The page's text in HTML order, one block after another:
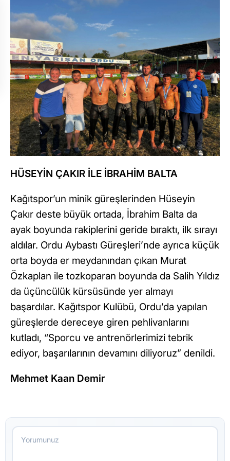
HÜSEYİN ÇAKIR İLE İBRAHİM BALTA
Kağıtspor’un minik güreşlerinden Hüseyin
Çakır deste büyük ortada, İbrahim Balta da
ayak boyunda rakiplerini geride bıraktı, ilk sırayı
aldılar. Ordu Aybastı Güreşleri’nde ayrıca küçük
orta boyda er meydanından çıkan Murat
Özkaplan ile tozkoparan boyunda da Salih Yıldız
da üçüncülük kürsüsünde yer almayı
başardılar. Kağıtspor Kulübü, Ordu’da yapılan
güreşlerde dereceye giren pehlivanlarını
kutladı, “Sporcu ve antrenörlerimizi tebrik
ediyor, başarılarının devamını diliyoruz” denildi.
Mehmet Kaan Demir